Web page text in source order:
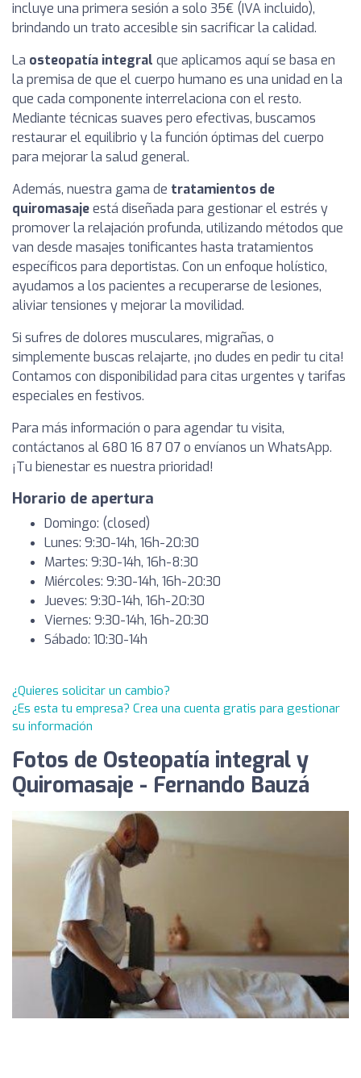
incluye una primera sesión a solo 35€ (IVA incluido),
brindando un trato accesible sin sacrificar la calidad.
La osteopatía integral que aplicamos aquí se basa en
la premisa de que el cuerpo humano es una unidad en la
que cada componente interrelaciona con el resto.
Mediante técnicas suaves pero efectivas, buscamos
restaurar el equilibrio y la función óptimas del cuerpo
para mejorar la salud general.
Además, nuestra gama de tratamientos de
quiromasajeestá diseñada para gestionar el estrés y
promover la relajación profunda, utilizando métodos que
van desde masajes tonificantes hasta tratamientos
específicos para deportistas. Con un enfoque holístico,
ayudamos a los pacientes a recuperarse de lesiones,
aliviar tensiones y mejorar la movilidad.
Si sufres de dolores musculares, migrañas, o
simplemente buscas relajarte, ¡no dudes en pedir tu cita!
Contamos con disponibilidad para citas urgentes y tarifas
especiales en festivos.
Para más información o para agendar tu visita,
contáctanos al 680 16 87 07 o envíanos un WhatsApp.
¡Tu bienestar es nuestra prioridad!
Horario de apertura
Domingo: (closed)
Lunes: 9:30-14h, 16h-20:30
Martes: 9:30-14h, 16h-8:30
Miércoles: 9:30-14h, 16h-20:30
Jueves: 9:30-14h, 16h-20:30
Viernes: 9:30-14h, 16h-20:30
Sábado: 10:30-14h
¿Quieres solicitar un cambio?
¿Es esta tu empresa? Crea una cuenta gratis para gestionar
su información
Fotos de Osteopatía integral y
Quiromasaje - Fernando Bauzá